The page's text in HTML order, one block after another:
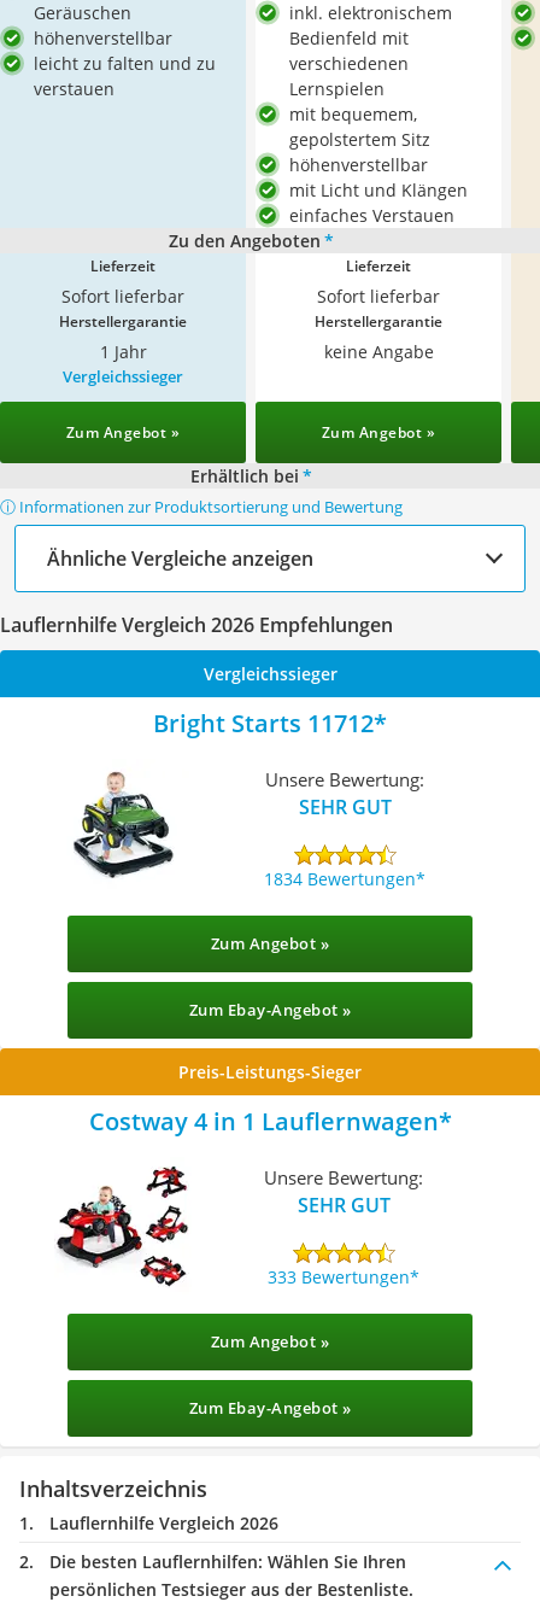
Geräuschen
höhenverstellbar
leicht zu falten und zu
verstauen
inkl. elektronischem
Bedienfeld mit
verschiedenen
Lernspielen
mit bequemem,
gepolstertem Sitz
höhenverstellbar
mit Licht und Klängen
einfaches Verstauen
Zu den Angeboten *
Lieferzeit
Sofort lieferbar
Lieferzeit
Sofort lieferbar
Herstellergarantie
1 Jahr
Herstellergarantie
keine Angabe
Vergleichssieger
Zum Angebot » Zum Angebot »
Erhältlich bei *
ⓘ Informationen zur Produktsortierung und Bewertung
Ähnliche Vergleiche anzeigen
Lauflernhilfe Vergleich 2026 Empfehlungen
Vergleichssieger
Bright Starts 11712
Unsere Bewertung:
SEHR GUT
1834 Bewertungen
Zum Angebot »
Zum Ebay-Angebot »
Preis-Leistungs-Sieger
Costway 4 in 1 Lauflernwagen
Unsere Bewertung:
SEHR GUT
333 Bewertungen
Zum Angebot »
Zum Ebay-Angebot »
Inhaltsverzeichnis
Lauflernhilfe Vergleich 2026
Die besten Lauflernhilfen: Wählen Sie Ihren
persönlichen Testsieger aus der Bestenliste.